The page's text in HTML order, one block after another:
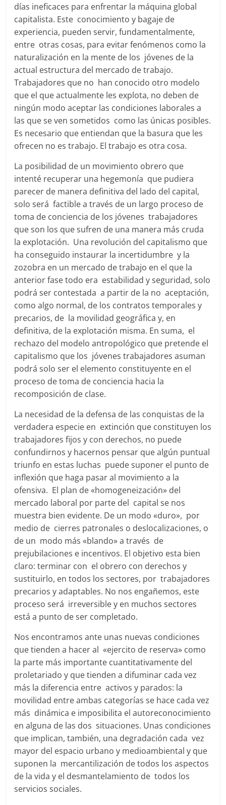
días ineficaces para enfrentar la máquina global
capitalista. Este conocimiento y bagaje de
experiencia, pueden servir, fundamentalmente,
entre otras cosas, para evitar fenómenos como la
naturalización en la mente de los jóvenes de la
actual estructura del mercado de trabajo.
Trabajadores que no han conocido otro modelo
que el que actualmente les explota, no deben de
ningún modo aceptar las condiciones laborales a
las que se ven sometidos como las únicas posibles.
Es necesario que entiendan que la basura que les
ofrecen no es trabajo. El trabajo es otra cosa.
La posibilidad de un movimiento obrero que
intenté recuperar una hegemonía que pudiera
parecer de manera definitiva del lado del capital,
solo será factible a través de un largo proceso de
toma de conciencia de los jóvenes trabajadores
que son los que sufren de una manera más cruda
la explotación. Una revolución del capitalismo que
ha conseguido instaurar la incertidumbre y la
zozobra en un mercado de trabajo en el que la
anterior fase todo era estabilidad y seguridad, solo
podrá ser contestada a partir de la no aceptación,
como algo normal, de los contratos temporales y
precarios, de la movilidad geográfica y, en
definitiva, de la explotación misma. En suma, el
rechazo del modelo antropológico que pretende el
capitalismo que los jóvenes trabajadores asuman
podrá solo ser el elemento constituyente en el
proceso de toma de conciencia hacia la
recomposición de clase.
La necesidad de la defensa de las conquistas de la
verdadera especie en extinción que constituyen los
trabajadores fijos y con derechos, no puede
confundirnos y hacernos pensar que algún puntual
triunfo en estas luchas puede suponer el punto de
inflexión que haga pasar al movimiento a la
ofensiva. El plan de «homogeneización» del
mercado laboral por parte del capital se nos
muestra bien evidente. De un modo «duro», por
medio de cierres patronales o deslocalizaciones, o
de un modo más «blando» a través de
prejubilaciones e incentivos. El objetivo esta bien
claro: terminar con el obrero con derechos y
sustituirlo, en todos los sectores, por trabajadores
precarios y adaptables. No nos engañemos, este
proceso será irreversible y en muchos sectores
está a punto de ser completado.
Nos encontramos ante unas nuevas condiciones
que tienden a hacer al «ejercito de reserva» como
la parte más importante cuantitativamente del
proletariado y que tienden a difuminar cada vez
más la diferencia entre activos y parados: la
movilidad entre ambas categorías se hace cada vez
más dinámica e imposibilita el autoreconocimiento
en alguna de las dos situaciones. Unas condiciones
que implican, también, una degradación cada vez
mayor del espacio urbano y medioambiental y que
suponen la mercantilización de todos los aspectos
de la vida y el desmantelamiento de todos los
servicios sociales.